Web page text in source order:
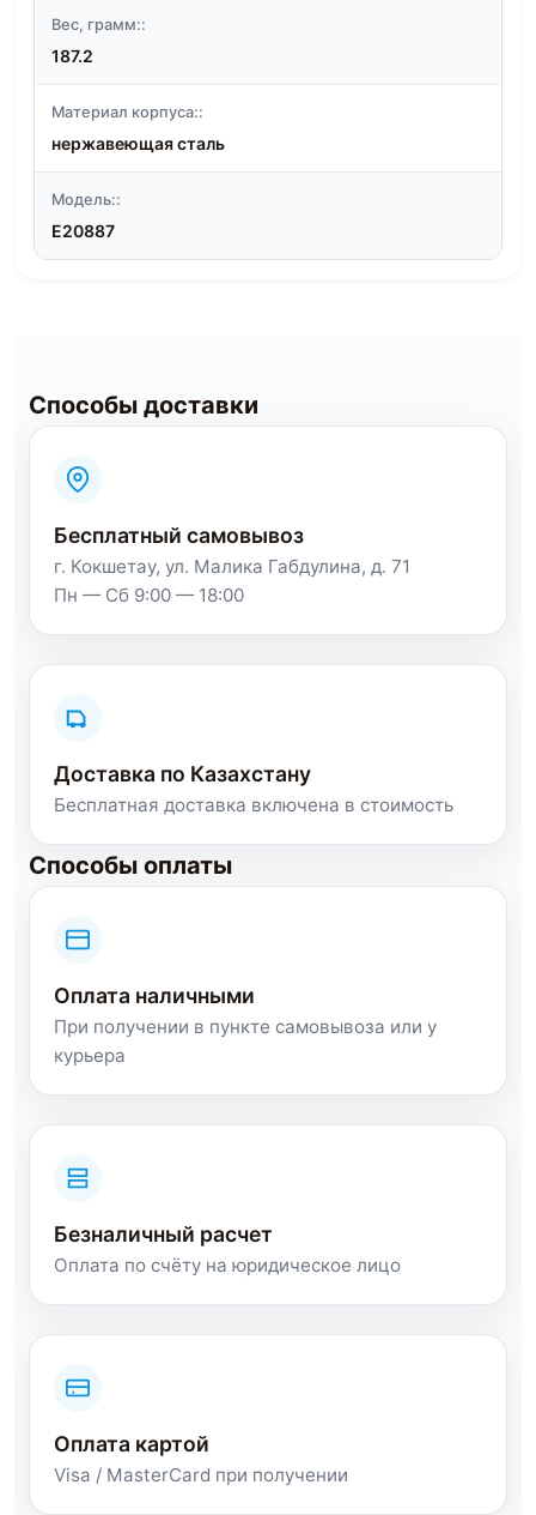
Вес, грамм::
187.2
Материал корпуса::
нержавеющая сталь
Модель::
E20887
Способы доставки
Бесплатный самовывоз
г. Кокшетау, ул. Малика Габдулина, д. 71
Пн — Сб 9:00 — 18:00
Доставка по Казахстану
Бесплатная доставка включена в стоимость
Способы оплаты
Оплата наличными
При получении в пункте самовывоза или у
курьера
Безналичный расчет
Оплата по счёту на юридическое лицо
Оплата картой
Visa / MasterCard при получении